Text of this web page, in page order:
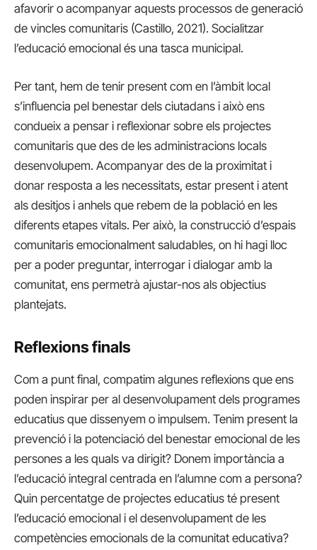
afavorir o acompanyar aquests processos de generació
de vincles comunitaris (Castillo, 2021). Socialitzar
l’educació emocional és una tasca municipal.
Per tant, hem de tenir present com en l’àmbit local
s’influencia pel benestar dels ciutadans i això ens
condueix a pensar i reflexionar sobre els projectes
comunitaris que des de les administracions locals
desenvolupem. Acompanyar des de la proximitat i
donar resposta a les necessitats, estar present i atent
als desitjos i anhels que rebem de la població en les
diferents etapes vitals. Per això, la construcció d’espais
comunitaris emocionalment saludables, on hi hagi lloc
per a poder preguntar, interrogar i dialogar amb la
comunitat, ens permetrà ajustar-nos als objectius
plantejats.
Reflexions finals
Com a punt final, compatim algunes reflexions que ens
poden inspirar per al desenvolupament dels programes
educatius que dissenyem o impulsem. Tenim present la
prevenció i la potenciació del benestar emocional de les
persones a les quals va dirigit? Donem importància a
l’educació integral centrada en l’alumne com a persona?
Quin percentatge de projectes educatius té present
l’educació emocional i el desenvolupament de les
competències emocionals de la comunitat educativa?